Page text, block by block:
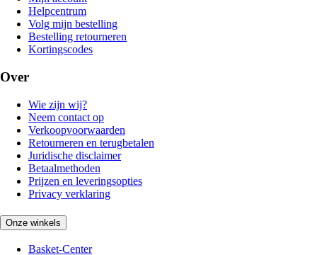
Helpcentrum
Volg mijn bestelling
Bestelling retourneren
Kortingscodes
Over
Wie zijn wij?
Neem contact op
Verkoopvoorwaarden
Retourneren en terugbetalen
Juridische disclaimer
Betaalmethoden
Prijzen en leveringsopties
Privacy verklaring
Onze winkels
Basket-Center